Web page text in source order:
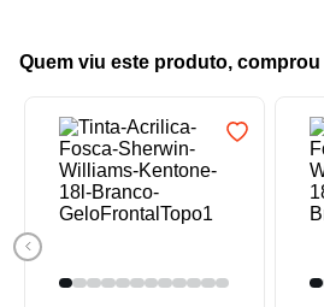
Quem viu este produto, comprou